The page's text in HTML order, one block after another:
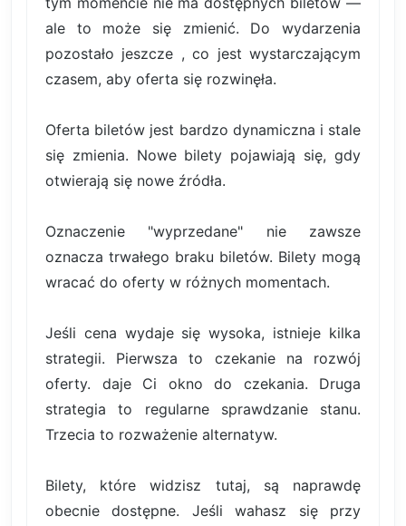
ale to może się zmienić. Do wydarzenia
pozostało jeszcze , co jest wystarczającym
czasem, aby oferta się rozwinęła.
Oferta biletów jest bardzo dynamiczna i stale
się zmienia. Nowe bilety pojawiają się, gdy
otwierają się nowe źródła.
Oznaczenie "wyprzedane" nie zawsze
oznacza trwałego braku biletów. Bilety mogą
wracać do oferty w różnych momentach.
Jeśli cena wydaje się wysoka, istnieje kilka
strategii. Pierwsza to czekanie na rozwój
oferty. daje Ci okno do czekania. Druga
strategia to regularne sprawdzanie stanu.
Trzecia to rozważenie alternatyw.
Bilety, które widzisz tutaj, są naprawdę
obecnie dostępne. Jeśli wahasz się przy